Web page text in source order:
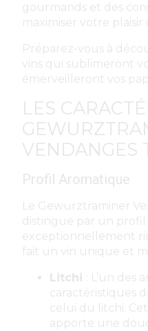
gourmands et des
maximiser votre plaisir
Préparez-vous à
vins qui sublimeront
émerveilleront vos
LES
VENDANGES
Profil Aromatique
Le Gewurztraminer
distingue par un
exceptionnellement
fait un vin unique et
Litchi
: L’un des
caractéristiques
celui du litchi.
apporte une